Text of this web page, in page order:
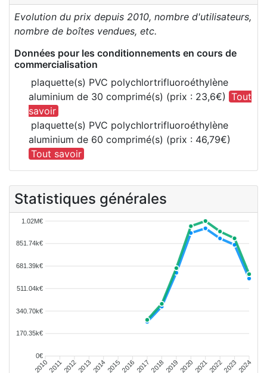
Evolution du prix depuis 2010, nombre d'utilisateurs,
nombre de boîtes vendues, etc.
Données pour les conditionnements en cours de
commercialisation
plaquette(s) PVC polychlortrifluoroéthylène
aluminium de 30 comprimé(s) (prix : 23,6€) Tout
savoir
plaquette(s) PVC polychlortrifluoroéthylène
aluminium de 60 comprimé(s) (prix : 46,79€)
Tout savoir
Statistiques générales
1.02M€
851.74k€
681.39k€
511.04k€
340.70k€
170.35k€
0€
201020112012201320142015201620172018201920202021202220232024